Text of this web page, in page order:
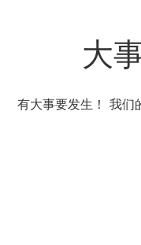
大
有大事要发生！ 我们